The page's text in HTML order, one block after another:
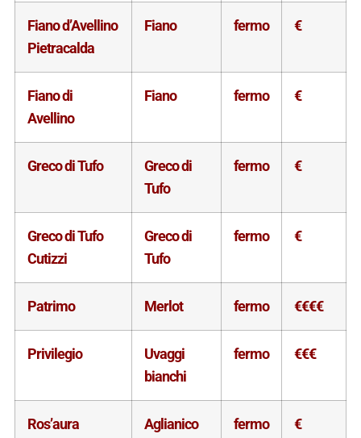
Fiano d’Avellino
Pietracalda
Fiano fermo €
Fiano di
Avellino
Fiano fermo €
Greco di Tufo
Greco di
Tufo
fermo €
Greco di Tufo
Cutizzi
Greco di
Tufo
fermo €
Patrimo Merlot fermo €€€€
Privilegio
Uvaggi
bianchi
fermo €€€
Ros’aura Aglianico fermo €